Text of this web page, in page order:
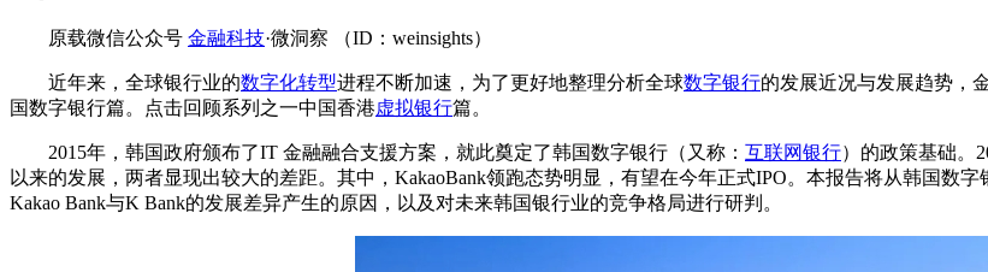
原载微信公众号 金融科技·微洞察 （ID：weinsights）
近年来，全球银行业的数字化转型进程不断加速，为了更好地整理分析全球数字银行的发展近况与发展趋势，
国数字银行篇。点击回顾系列之一中国香港虚拟银行篇。
2015年，韩国政府颁布了IT 金融融合支援方案，就此奠定了韩国数字银行（又称： 互联网银行）的政策基础。
以来的发展，两者显现出较大的差距。其中，KakaoBank领跑态势明显，有望在今年正式IPO。本报告将从韩国数
Kakao Bank与K Bank的发展差异产生的原因，以及对未来韩国银行业的竞争格局进行研判。